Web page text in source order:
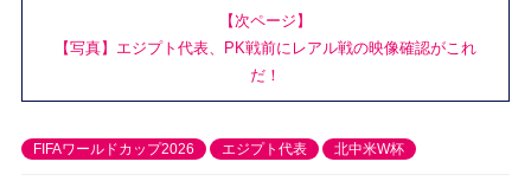
【次ページ】
【写真】エジプト代表、PK戦前にレアル戦の映像確認がこれ
だ！
FIFAワールドカップ2026 エジプト代表 北中米W杯